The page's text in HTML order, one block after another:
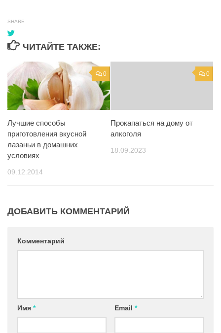
SHARE
ЧИТАЙТЕ ТАКЖЕ:
0
Лучшие способы
приготовления вкусной
лазаньи в домашних
условиях
09.12.2014
0
Прокапаться на дому от
алкоголя
18.09.2023
ДОБАВИТЬ КОММЕНТАРИЙ
Комментарий
Имя * Email *